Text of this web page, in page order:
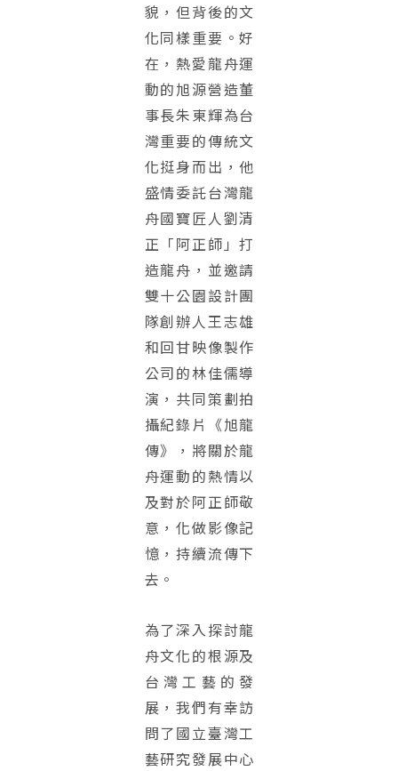
貌，但背後的文
化同樣重要。好
在，熱愛龍舟運
動的旭源營造董
事長朱東輝為台
灣重要的傳統文
化挺身而出，他
盛情委託台灣龍
舟國寶匠人劉清
正「阿正師」打
造龍舟，並邀請
雙十公園設計團
隊創辦人王志雄
和回甘映像製作
公司的林佳儒導
演，共同策劃拍
攝紀錄片《旭龍
傳》，將關於龍
舟運動的熱情以
及對於阿正師敬
意，化做影像記
憶，持續流傳下
去。
為了深入探討龍
舟文化的根源及
台灣工藝的發
展，我們有幸訪
問了國立臺灣工
藝研究發展中心